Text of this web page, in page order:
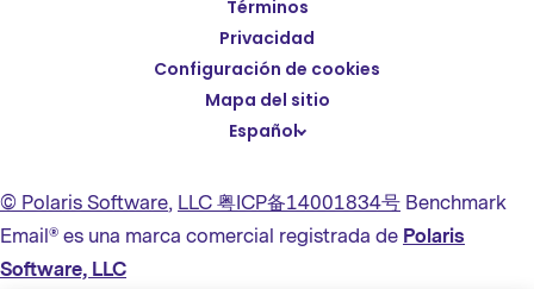
Términos
Privacidad
Configuración de cookies
Mapa del sitio
Español
English
Deutsch
繁體中文
简体中文
Italiano
© Polaris Software, LLC 粤ICP备14001834号 Benchmark
Email® es una marca comercial registrada de Polaris
Software, LLC